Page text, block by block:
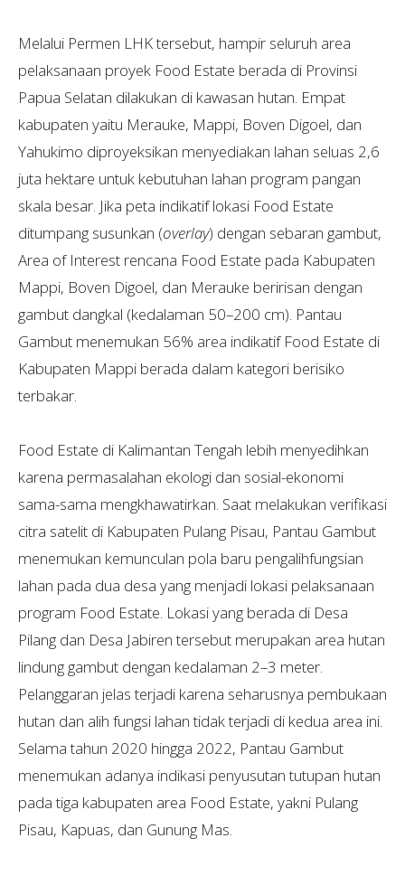
Melalui Permen LHK tersebut, hampir seluruh area
pelaksanaan proyek Food Estate berada di Provinsi
Papua Selatan dilakukan di kawasan hutan. Empat
kabupaten yaitu Merauke, Mappi, Boven Digoel, dan
Yahukimo diproyeksikan menyediakan lahan seluas 2,6
juta hektare untuk kebutuhan lahan program pangan
skala besar. Jika peta indikatif lokasi Food Estate
ditumpang susunkan (overlay) dengan sebaran gambut,
Area of Interest rencana Food Estate pada Kabupaten
Mappi, Boven Digoel, dan Merauke beririsan dengan
gambut dangkal (kedalaman 50–200 cm). Pantau
Gambut menemukan 56% area indikatif Food Estate di
Kabupaten Mappi berada dalam kategori berisiko
terbakar.
Food Estate di Kalimantan Tengah lebih menyedihkan
karena permasalahan ekologi dan sosial-ekonomi
sama-sama mengkhawatirkan. Saat melakukan verifikasi
citra satelit di Kabupaten Pulang Pisau, Pantau Gambut
menemukan kemunculan pola baru pengalihfungsian
lahan pada dua desa yang menjadi lokasi pelaksanaan
program Food Estate. Lokasi yang berada di Desa
Pilang dan Desa Jabiren tersebut merupakan area hutan
lindung gambut dengan kedalaman 2–3 meter.
Pelanggaran jelas terjadi karena seharusnya pembukaan
hutan dan alih fungsi lahan tidak terjadi di kedua area ini.
Selama tahun 2020 hingga 2022, Pantau Gambut
menemukan adanya indikasi penyusutan tutupan hutan
pada tiga kabupaten area Food Estate, yakni Pulang
Pisau, Kapuas, dan Gunung Mas.